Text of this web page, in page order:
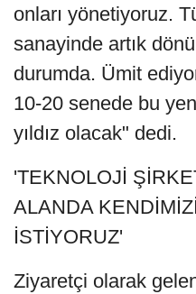
onları yönetiyoruz.
sanayinde artık
durumda. Ümit
10-20 senede bu
yıldız olacak" dedi.
'TEKNOLOJİ
ALANDA
İSTİYORUZ'
Ziyaretçi olarak